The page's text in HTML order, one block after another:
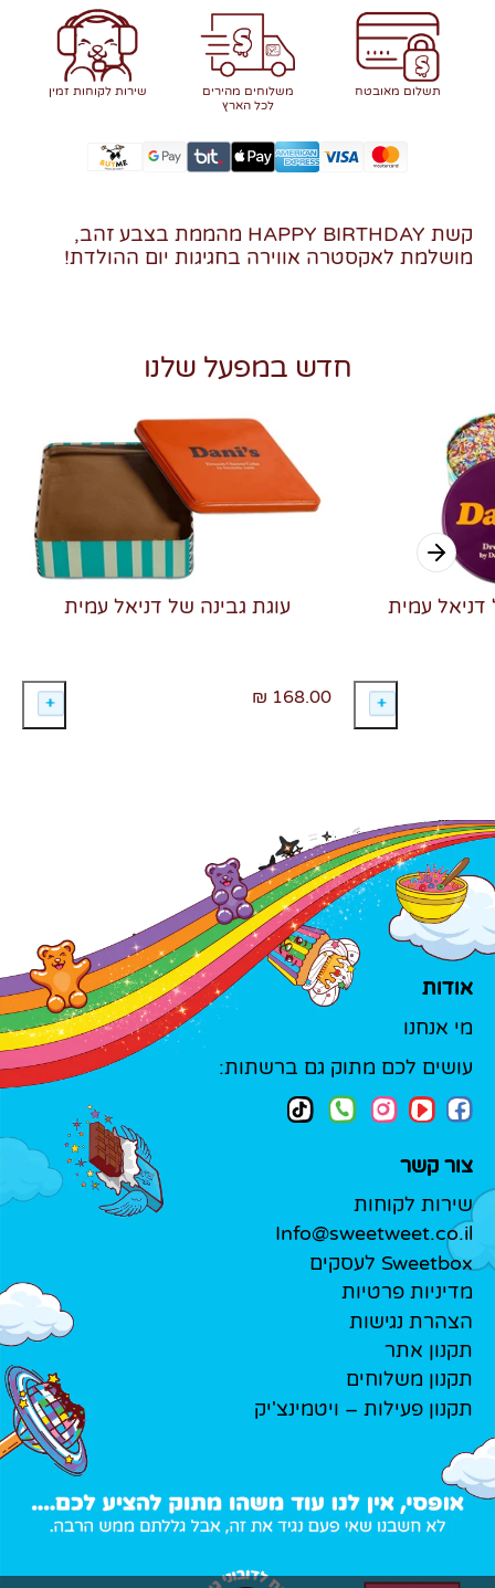
תשלום מאובטח
משלוחים מהירים
לכל הארץ
שירות לקוחות זמין
קשת HAPPY BIRTHDAY מהממת בצבע זהב,
מושלמת לאקסטרה אווירה בחגיגות יום ההולדת!
חדש במפעל שלנו
עוגת גבינה של דניאל עמית
168.00 ₪
דניאל עמית
אודות
מי אנחנו
עושים לכם מתוק גם ברשתות:
צור קשר
שירות לקוחות
Info@sweetweet.co.il
Sweetbox לעסקים
מדיניות פרטיות
הצהרת נגישות
תקנון אתר
תקנון משלוחים
תקנון פעילות – ויטמינצ'יק